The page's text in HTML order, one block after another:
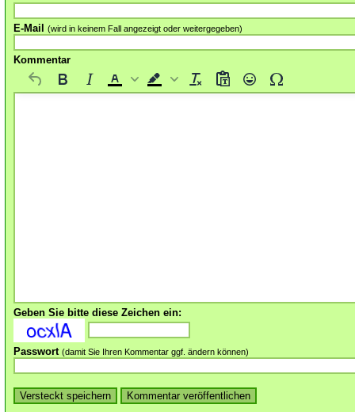
E-Mail (wird in keinem Fall angezeigt oder weitergegeben)
Kommentar
Geben Sie bitte diese Zeichen ein:
Passwort (damit Sie Ihren Kommentar ggf. ändern können)